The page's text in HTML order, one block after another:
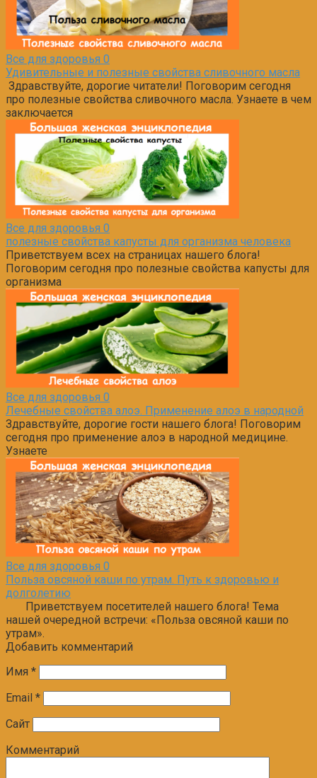
Все для здоровья 0
Удивительные и полезные свойства сливочного масла
Здравствуйте, дорогие читатели! Поговорим сегодня
про полезные свойства сливочного масла. Узнаете в чем
заключается
Все для здоровья 0
полезные свойства капусты для организма человека
Приветствуем всех на страницах нашего блога!
Поговорим сегодня про полезные свойства капусты для
организма
Все для здоровья 0
Лечебные свойства алоэ. Применение алоэ в народной
Здравствуйте, дорогие гости нашего блога! Поговорим
сегодня про применение алоэ в народной медицине.
Узнаете
Все для здоровья 0
Польза овсяной каши по утрам. Путь к здоровью и
долголетию
Приветствуем посетителей нашего блога! Тема
нашей очередной встречи: «Польза овсяной каши по
утрам».
Добавить комментарий
Имя *
Email *
Сайт
Комментарий